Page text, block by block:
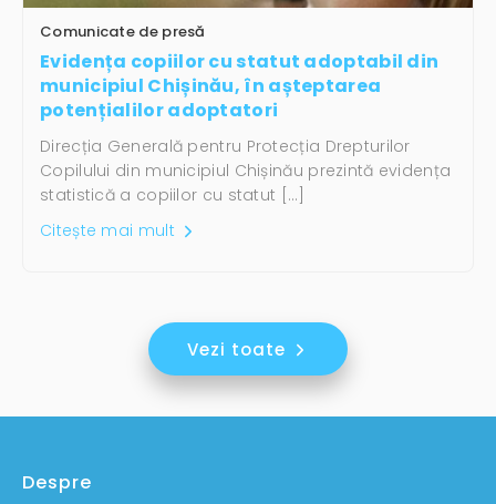
Comunicate de presă
Evidența copiilor cu statut adoptabil din
municipiul Chișinău, în așteptarea
potențialilor adoptatori
Direcția Generală pentru Protecția Drepturilor
Copilului din municipiul Chișinău prezintă evidența
statistică a copiilor cu statut […]
Citește mai mult
Vezi toate
Despre